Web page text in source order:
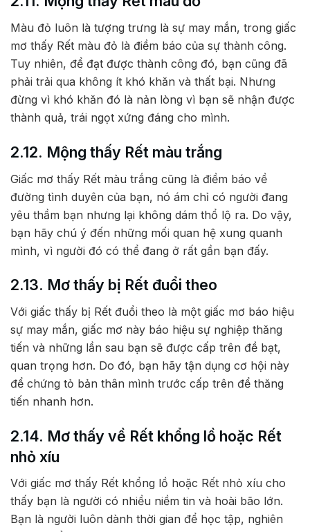
Màu đỏ luôn là tượng trưng là sự may mắn, trong giấc
mơ thấy Rết màu đỏ là điềm báo của sự thành công.
Tuy nhiên, để đạt được thành công đó, bạn cũng đã
phải trải qua không ít khó khăn và thất bại. Nhưng
đừng vì khó khăn đó là nản lòng vì bạn sẽ nhận được
thành quả, trái ngọt xứng đáng cho mình.
2.12. Mộng thấy Rết màu trắng
Giấc mơ thấy Rết màu trắng cũng là điềm báo về
đường tình duyên của bạn, nó ám chỉ có người đang
yêu thầm bạn nhưng lại không dám thổ lộ ra. Do vậy,
bạn hãy chú ý đến những mối quan hệ xung quanh
mình, vì người đó có thể đang ở rất gần bạn đấy.
2.13. Mơ thấy bị Rết đuổi theo
Với giấc thấy bị Rết đuổi theo là một giấc mơ báo hiệu
sự may mắn, giấc mơ này báo hiệu sự nghiệp thăng
tiến và những lần sau bạn sẽ được cấp trên đề bạt,
quan trọng hơn. Do đó, bạn hãy tận dụng cơ hội này
để chứng tỏ bản thân mình trước cấp trên để thăng
tiến nhanh hơn.
2.14. Mơ thấy về Rết khổng lồ hoặc Rết
nhỏ xíu
Với giấc mơ thấy Rết khổng lồ hoặc Rết nhỏ xíu cho
thấy bạn là người có nhiều niềm tin và hoài bão lớn.
Bạn là người luôn dành thời gian để học tập, nghiên